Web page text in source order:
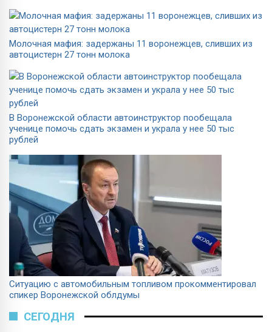
Молочная мафия: задержаны 11 воронежцев, сливших из
автоцистерн 27 тонн молока
В Воронежской области автоинструктор пообещала
ученице помочь сдать экзамен и украла у нее 50 тыс
рублей
Ситуацию с автомобильным топливом прокомментировал
спикер Воронежской облдумы
СЕГОДНЯ